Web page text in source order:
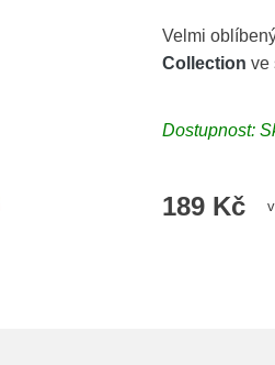
Velmi
Collection ve
Dostupnost:
189 Kč